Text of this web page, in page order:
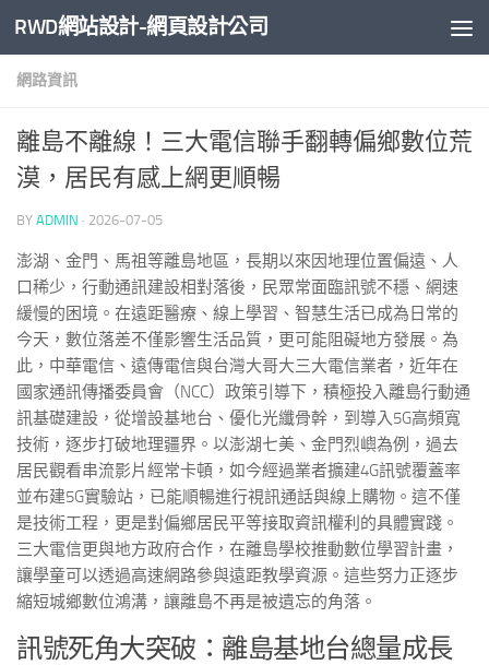
Skip to content
RWD網站設計-網頁設計公司
網路資訊
離島不離線！三大電信聯手翻轉偏鄉數位荒
漠，居民有感上網更順暢
BY ADMIN · 2026-07-05
澎湖、金門、馬祖等離島地區，長期以來因地理位置偏遠、人
口稀少，行動通訊建設相對落後，民眾常面臨訊號不穩、網速
緩慢的困境。在遠距醫療、線上學習、智慧生活已成為日常的
今天，數位落差不僅影響生活品質，更可能阻礙地方發展。為
此，中華電信、遠傳電信與台灣大哥大三大電信業者，近年在
國家通訊傳播委員會（NCC）政策引導下，積極投入離島行動通
訊基礎建設，從增設基地台、優化光纖骨幹，到導入5G高頻寬
技術，逐步打破地理疆界。以澎湖七美、金門烈嶼為例，過去
居民觀看串流影片經常卡頓，如今經過業者擴建4G訊號覆蓋率
並布建5G實驗站，已能順暢進行視訊通話與線上購物。這不僅
是技術工程，更是對偏鄉居民平等接取資訊權利的具體實踐。
三大電信更與地方政府合作，在離島學校推動數位學習計畫，
讓學童可以透過高速網路參與遠距教學資源。這些努力正逐步
縮短城鄉數位鴻溝，讓離島不再是被遺忘的角落。
訊號死角大突破：離島基地台總量成長